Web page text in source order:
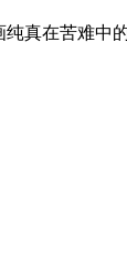
纯真在苦难